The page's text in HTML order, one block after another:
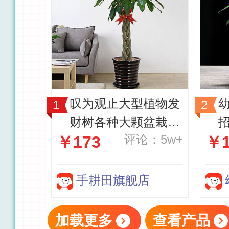
叹为观止大型植物发
财树各种大颗盆栽开
业乔迁客厅办公室内
发财树【1.7-1.8米】
￥173 评论：5w+
手耕田旗舰店
￥
加载更多 查看产品